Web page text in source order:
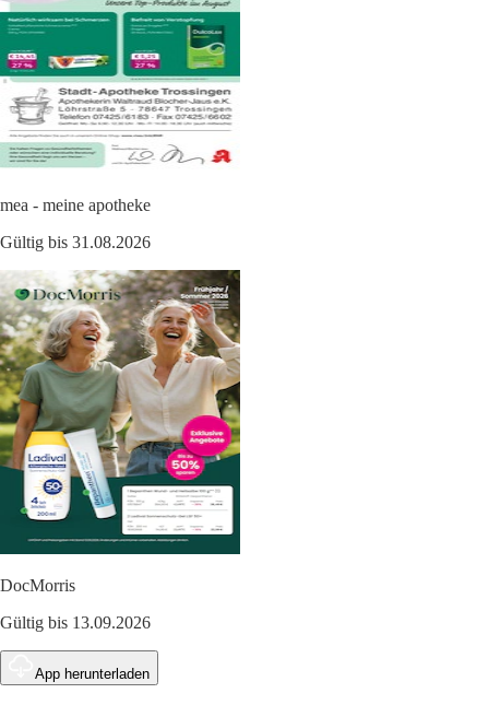
mea - meine apotheke
Gültig bis 31.08.2026
DocMorris
Gültig bis 13.09.2026
App herunterladen